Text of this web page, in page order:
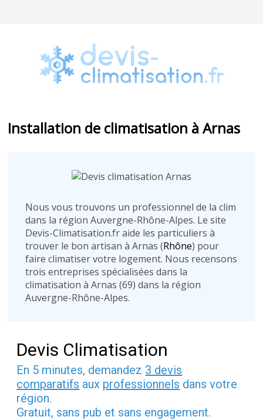
Installation de climatisation à Arnas
Nous vous trouvons un professionnel de la clim
dans la région Auvergne-Rhône-Alpes. Le site
Devis-Climatisation.fr aide les particuliers à
trouver le bon artisan à Arnas (Rhône) pour
faire climatiser votre logement. Nous recensons
trois entreprises spécialisées dans la
climatisation à Arnas (69) dans la région
Auvergne-Rhône-Alpes.
Devis Climatisation
En 5 minutes, demandez 3 devis
comparatifs aux professionnels dans votre
région.
Gratuit, sans pub et sans engagement.